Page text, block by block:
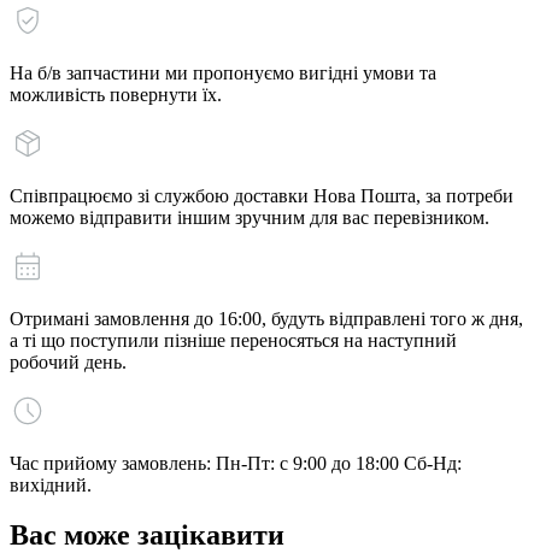
На б/в запчастини ми пропонуємо вигідні умови та
можливість повернути їх.
Співпрацюємо зі службою доставки Нова Пошта, за потреби
можемо відправити іншим зручним для вас перевізником.
Отримані замовлення до 16:00, будуть відправлені того ж дня,
а ті що поступили пізніше переносяться на наступний
робочий день.
Час прийому замовлень: Пн-Пт: с 9:00 до 18:00 Сб-Нд:
вихідний.
Вас може зацікавити